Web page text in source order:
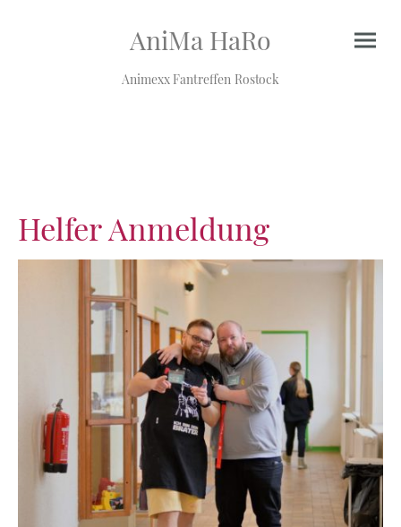
AniMa HaRo
Animexx Fantreffen Rostock
Helfer Anmeldung